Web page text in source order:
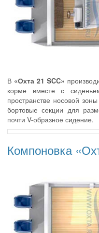
В «Охта 21 SCC»
корме вместе с
пространстве носовой
бортовые секции для
почти V-образное сидение.
Компоновка